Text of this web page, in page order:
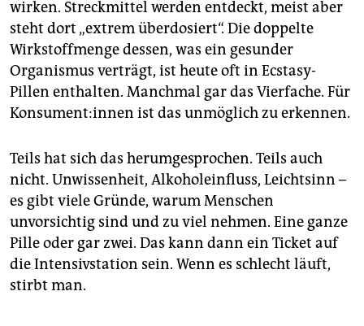
wirken. Streckmittel werden entdeckt, meist aber
steht dort „extrem überdosiert“. Die doppelte
Wirkstoffmenge dessen, was ein gesunder
Organismus verträgt, ist heute oft in Ecstasy-
Pillen enthalten. Manchmal gar das Vierfache. Für
Kon­su­men­t:in­nen ist das unmöglich zu erkennen.
Teils hat sich das herumgesprochen. Teils auch
nicht. Unwissenheit, Alkoholeinfluss, Leichtsinn –
es gibt viele Gründe, warum Menschen
unvorsichtig sind und zu viel nehmen. Eine ganze
Pille oder gar zwei. Das kann dann ein Ticket auf
die Intensivstation sein. Wenn es schlecht läuft,
stirbt man.